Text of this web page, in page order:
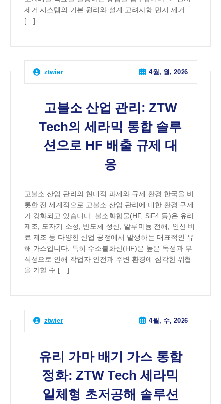
제거 시스템의 기본 원리와 설계 고려사항 먼지 제거
[…]
ztwier 4월, 월, 2026
고불소 산업 관리: ZTW
Tech의 세라믹 통합 솔루
션으로 HF 배출 규제 대
응
고불소 산업 관리의 현대적 과제와 규제 환경 한국을 비
롯한 전 세계적으로 고불소 산업 관리에 대한 환경 규제
가 강화되고 있습니다. 불소화합물(HF, SiF4 등)은 유리
제조, 도자기 소성, 반도체 생산, 알루미늄 전해, 인산 비
료 제조 등 다양한 산업 공정에서 발생하는 대표적인 유
해 가스입니다. 특히 수소불화산(HF)은 높은 독성과 부
식성으로 인해 작업자 안전과 주변 환경에 심각한 위협
을 가할 수 […]
ztwier 4월, 수, 2026
유리 가마 배기 가스 통합
정화: ZTW Tech 세라믹
일체형 초저공해 솔루션